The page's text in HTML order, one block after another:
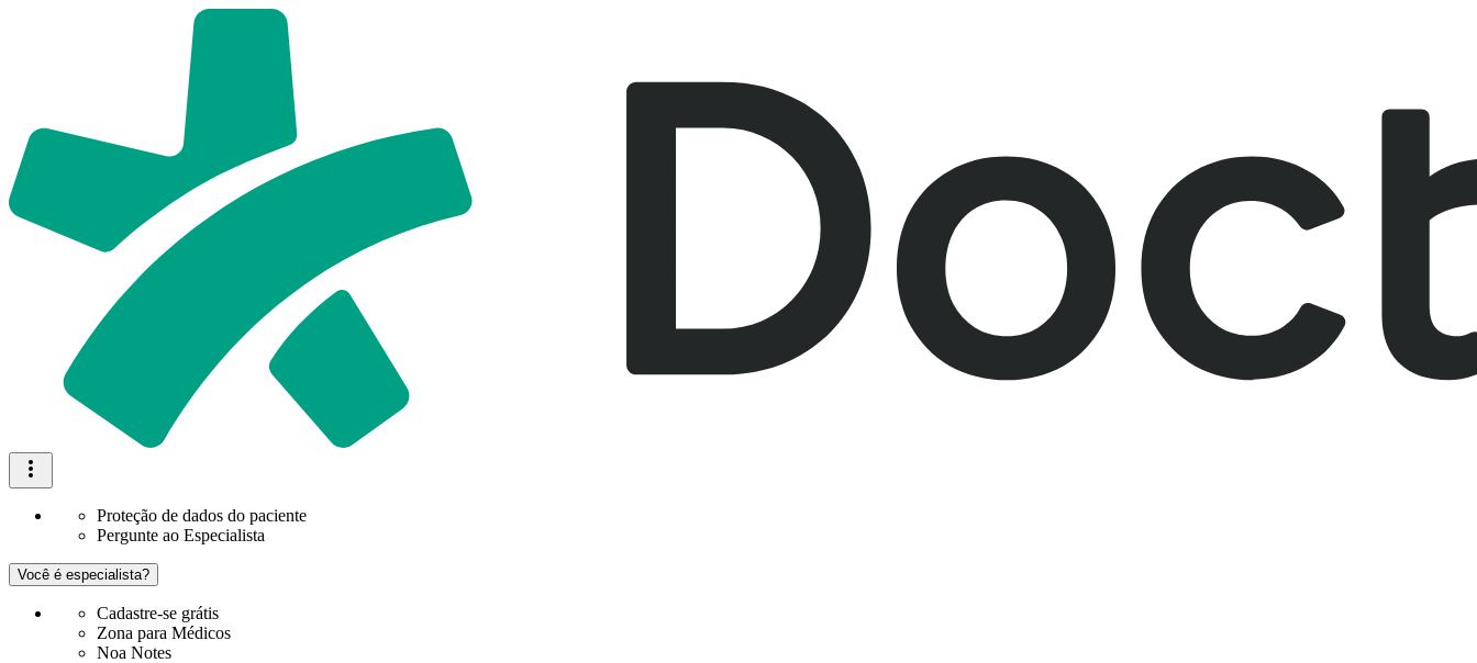
Proteção de dados do paciente
Pergunte ao Especialista
Você é especialista?
Cadastre-se grátis
Zona para Médicos
Noa Notes